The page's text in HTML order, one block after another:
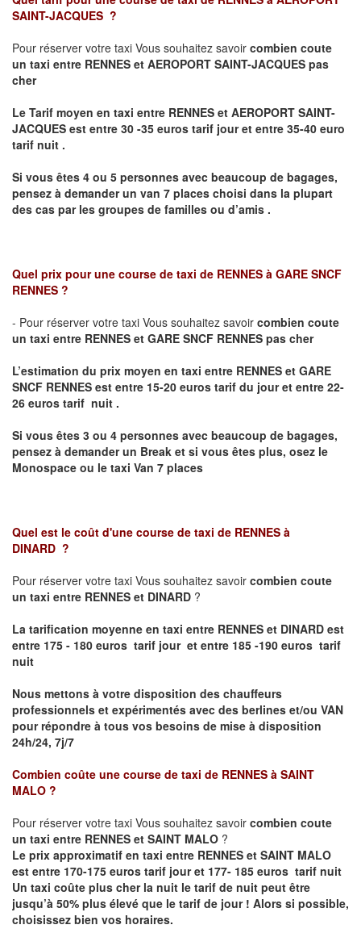
SAINT-JACQUES ?
Pour réserver votre taxi Vous souhaitez savoir combien coute
un taxi entre RENNES et AEROPORT SAINT-JACQUES pas
cher
Le Tarif moyen en taxi entre RENNES et AEROPORT SAINT-
JACQUES est entre 30 -35 euros tarif jour et entre 35-40 euro
tarif nuit .
Si vous êtes 4 ou 5 personnes avec beaucoup de bagages,
pensez à demander un van 7 places choisi dans la plupart
des cas par les groupes de familles ou d’amis .
Quel prix pour une course de taxi de RENNES à GARE SNCF
RENNES ?
- Pour réserver votre taxi Vous souhaitez savoir combien coute
un taxi entre RENNES et GARE SNCF RENNES pas cher
L’estimation du prix moyen en taxi entre RENNES et GARE
SNCF RENNES est entre 15-20 euros tarif du jour et entre 22-
26 euros tarif nuit .
Si vous êtes 3 ou 4 personnes avec beaucoup de bagages,
pensez à demander un Break et si vous êtes plus, osez le
Monospace ou le taxi Van 7 places
Quel est le coût d'une course de taxi de RENNES à
DINARD ?
Pour réserver votre taxi Vous souhaitez savoir combien coute
un taxi entre RENNES et DINARD ?
La tarification moyenne en taxi entre RENNES et DINARD est
entre 175 - 180 euros tarif jour et entre 185 -190 euros tarif
nuit
Nous mettons à votre disposition des chauffeurs
professionnels et expérimentés avec des berlines et/ou VAN
pour répondre à tous vos besoins de mise à disposition
24h/24, 7j/7
Combien coûte une course de taxi de RENNES à SAINT
MALO ?
Pour réserver votre taxi Vous souhaitez savoir combien coute
un taxi entre RENNES et SAINT MALO ?
Le prix approximatif en taxi entre RENNES et SAINT MALO
est entre 170-175 euros tarif jour et 177- 185 euros tarif nuit
Un taxi coûte plus cher la nuit le tarif de nuit peut être
jusqu’à 50% plus élevé que le tarif de jour ! Alors si possible,
choisissez bien vos horaires.